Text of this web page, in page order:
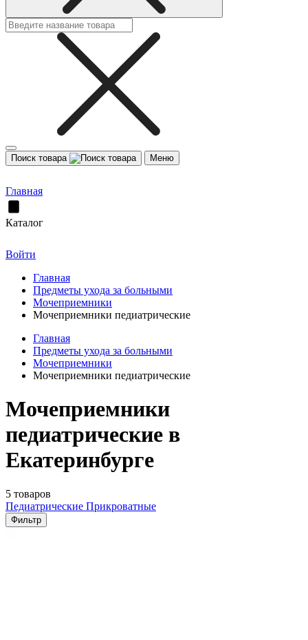
Поиск товара Меню
Главная
Каталог
Войти
Главная
Предметы ухода за больными
Мочеприемники
Мочеприемники педиатрические
Главная
Предметы ухода за больными
Мочеприемники
Мочеприемники педиатрические
Мочеприемники
педиатрические в
Екатеринбурге
5 товаров
Педиатрические Прикроватные
Фильтр